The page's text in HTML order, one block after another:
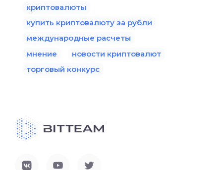
криптовалюты
купить криптовалюту за рубли
международные расчеты
мнение
новости криптовалют
торговый конкурс